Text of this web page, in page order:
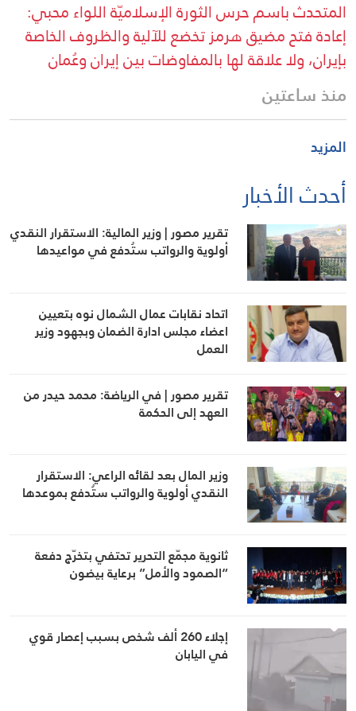
المتحدث باسم حرس الثورة الإسلاميّة اللواء محبي:
إعادة فتح مضيق هرمز تخضع للآلية والظروف الخاصة
بإيران، ولا علاقة لها بالمفاوضات بين إيران وعُمان
منذ ساعتين
المزيد
أحدث الأخبار
تقرير مصور | وزير المالية: الاستقرار النقدي
أولوية والرواتب ستُدفع في مواعيدها
اتحاد نقابات عمال الشمال نوه بتعيين
اعضاء مجلس ادارة الضمان وبجهود وزير
العمل
تقرير مصور | في الرياضة: محمد حيدر من
العهد إلى الحكمة
وزير المال بعد لقائه الراعي: الاستقرار
النقدي أولوية والرواتب ستُدفع بموعدها
ثانوية مجمّع التحرير تحتفي بتخرّج دفعة
“الصمود والأمل” برعاية بيضون
إجلاء 260 ألف شخص بسبب إعصار قوي
في اليابان